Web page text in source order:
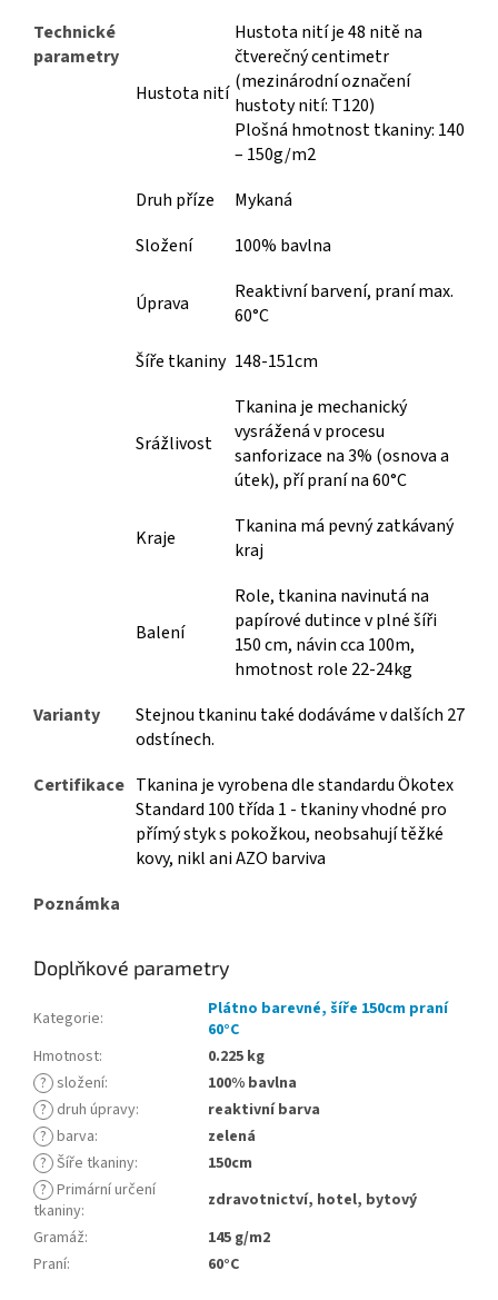
Technické
parametry
Hustota nití
Hustota nití je 48 nitě na
čtverečný centimetr
(mezinárodní označení
hustoty nití: T120)
Plošná hmotnost tkaniny: 140
– 150g/m2
Druh příze
Mykaná
Složení
100% bavlna
Úprava
Reaktivní barvení, praní max.
60°C
Šíře tkaniny 148-151cm
Srážlivost
Tkanina je mechanický
vysrážená v procesu
sanforizace na 3% (osnova a
útek), pří praní na 60°C
Kraje
Tkanina má pevný zatkávaný
kraj
Balení
Role, tkanina navinutá na
papírové dutince v plné šíři
150 cm, návin cca 100m,
hmotnost role 22-24kg
Varianty
Stejnou tkaninu také dodáváme v dalších 27
odstínech.
Certifikace Tkanina je vyrobena dle standardu Ökotex
Standard 100 třída 1 - tkaniny vhodné pro
přímý styk s pokožkou, neobsahují těžké
kovy, nikl ani AZO barviva
Poznámka
Doplňkové parametry
Kategorie:
Plátno barevné, šíře 150cm praní
60°C
Hmotnost:
0.225 kg
? složení:
100% bavlna
? druh úpravy:
reaktivní barva
? barva:
zelená
? Šíře tkaniny:
150cm
? Primární určení
tkaniny:
zdravotnictví, hotel, bytový
Gramáž:
145 g/m2
Praní: 60°C